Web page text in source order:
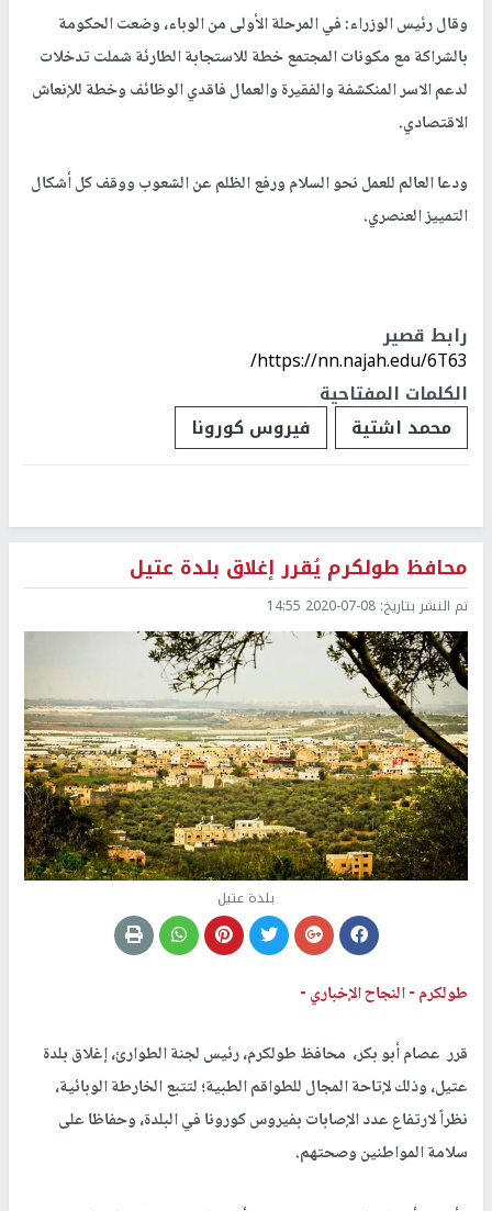
وقال رئيس الوزراء: في المرحلة الأولى من الوباء، وضعت الحكومة
بالشراكة مع مكونات المجتمع خطة للاستجابة الطارئة شملت تدخلات
لدعم الاسر المنكشفة والفقيرة والعمال فاقدي الوظائف وخطة للإنعاش
الاقتصادي.
ودعا العالم للعمل نحو السلام ورفع الظلم عن الشعوب ووقف كل أشكال
التمييز العنصري.
رابط قصير
https://nn.najah.edu/6T63/
الكلمات المفتاحية
محمد اشتية
فيروس كورونا
محافظ طولكرم يُقرر إغلاق بلدة عتيل
تم النشر بتاريخ: 2020-07-08 14:55
بلدة عتيل
طولكرم -النجاح الإخباري -
قرر عصام أبو بكر، محافظ طولكرم، رئيس لجنة الطوارئ، إغلاق بلدة
عتيل، وذلك لإتاحة المجال للطواقم الطبية؛ لتتبع الخارطة الوبائية،
نظراً لارتفاع عدد الإصابات بفيروس كورونا في البلدة، وحفاظا على
سلامة المواطنين وصحتهم.